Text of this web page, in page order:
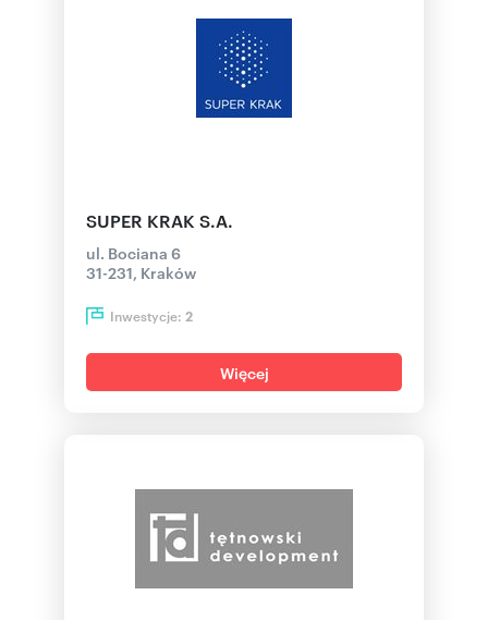
SUPER KRAK S.A.
ul. Bociana 6
31-231, Kraków
Inwestycje: 2
Więcej